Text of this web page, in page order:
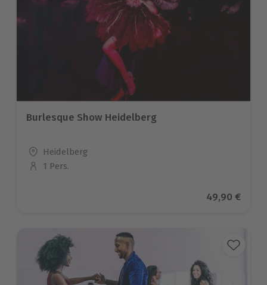
Burlesque Show Heidelberg
Standort
Heidelberg
Anzahl der Teilnehmer
1 Pers.
Aktueller
49,90 €